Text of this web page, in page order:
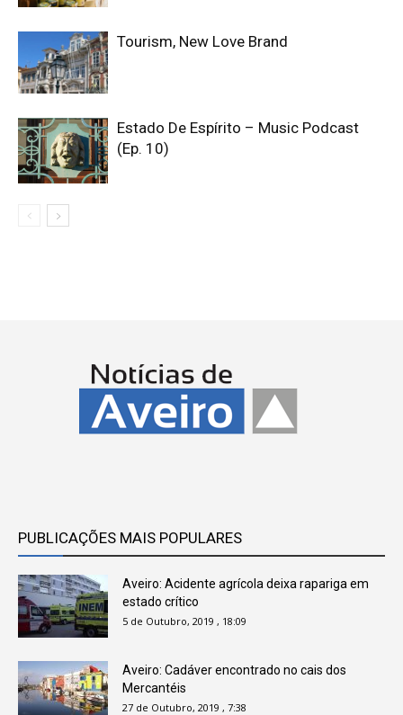
Tourism, New Love Brand
Estado De Espírito – Music Podcast
(Ep. 10)
PUBLICAÇÕES MAIS POPULARES
Aveiro: Acidente agrícola deixa rapariga em
estado crítico
5 de Outubro, 2019 , 18:09
Aveiro: Cadáver encontrado no cais dos
Mercantéis
27 de Outubro, 2019 , 7:38